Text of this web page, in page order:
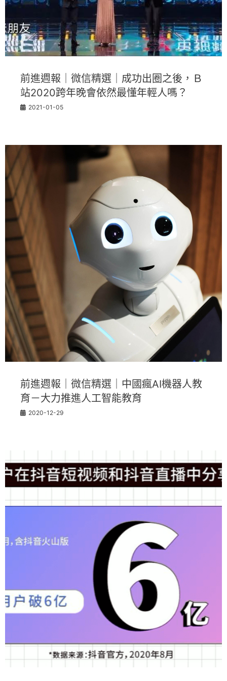
前進週報｜微信精選｜成功出圈之後，Ｂ
站2020跨年晚會依然最懂年輕人嗎？
2021-01-05
前進週報｜微信精選｜中國瘋AI機器人教
育－大力推進人工智能教育
2020-12-29